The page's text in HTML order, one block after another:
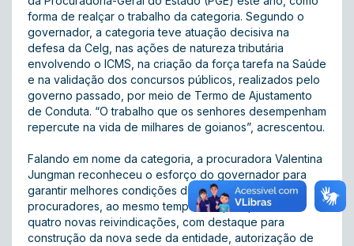
forma de realçar o trabalho da categoria. Segundo o
governador, a categoria teve atuação decisiva na
defesa da Celg, nas ações de natureza tributária
envolvendo o ICMS, na criação da força tarefa na Saúde
e na validação dos concursos públicos, realizados pelo
governo passado, por meio de Termo de Ajustamento
de Conduta. “O trabalho que os senhores desempenham
repercute na vida de milhares de goianos”, acrescentou.
Falando em nome da categoria, a procuradora Valentina
Jungman reconheceu o esforço do governador para
garantir melhores condições de trabalho aos
procuradores, ao mesmo tempo em que apresentou
quatro novas reivindicações, com destaque para
construção da nova sede da entidade, autorização de